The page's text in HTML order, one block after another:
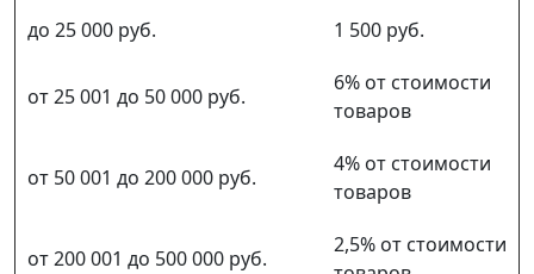
до 25 000 руб.
1 500 руб.
от 25 001 до 50 000 руб.
6% от стоимости
товаров
от 50 001 до 200 000 руб.
4% от стоимости
товаров
от 200 001 до 500 000 руб.
2,5% от стоимости